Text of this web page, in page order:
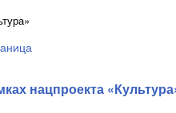
нацпроекта